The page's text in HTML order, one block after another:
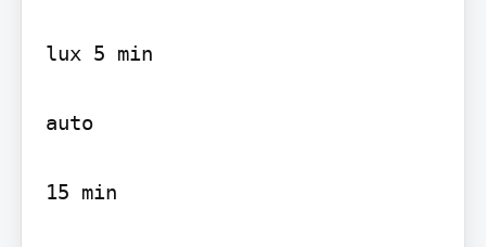
lux 5 min
auto
15 min